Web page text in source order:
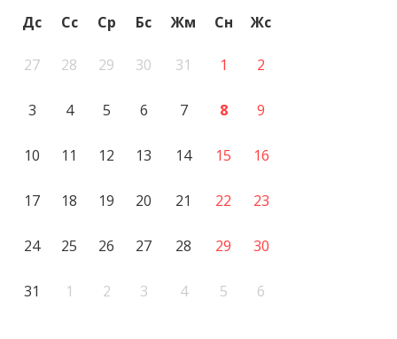
Дс Сс Ср Бс Жм Сн Жс
27 28 29 30 31 1 2
3 4 5 6 7 8 9
10 11 12 13 14 15 16
17 18 19 20 21 22 23
24 25 26 27 28 29 30
31 1 2 3 4 5 6